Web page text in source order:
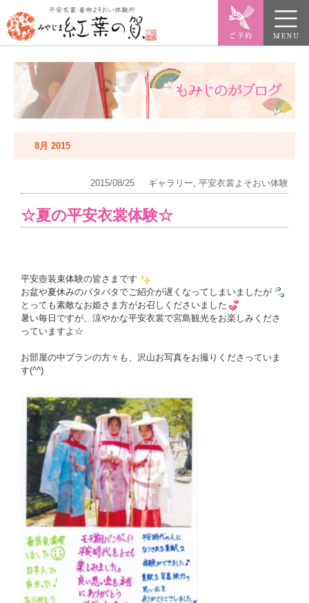
8月 2015
2015/08/25 ギャラリー 平安衣裳よそおい体験
☆夏の平安衣裳体験☆
平安壺装束体験の皆さまです
お盆や夏休みのバタバタでご紹介が遅くなってしまいましたが
とっても素敵なお姫さま方がお召しくださいました
暑い毎日ですが、涼やかな平安衣裳で宮島観光をお楽しみくださ
っていますよ☆
お部屋の中プランの方々も、沢山お写真をお撮りくださっていま
す(^^)